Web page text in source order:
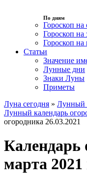
По дням
Гороскоп на
Гороскоп на
Гороскоп на
Статьи
Значение
Лунные дни
Знаки Луны
Приметы
Луна сегодня » Лунный
Лунный календарь
огородника 26.03.2021
Календарь
марта 2021